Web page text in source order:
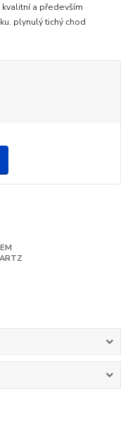
a především
plynulý tichý chod